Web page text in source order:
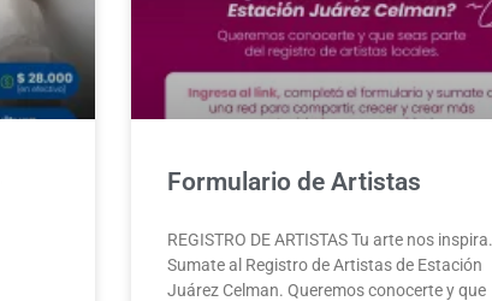
Formulario de Artistas
REGISTRO DE ARTISTAS Tu arte nos inspira.
Sumate al Registro de Artistas de Estación
Juárez Celman. Queremos conocerte y que